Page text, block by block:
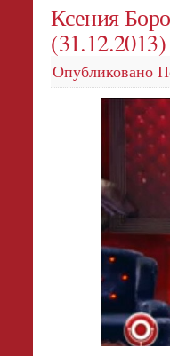
Ксения
(31.12.2013)
Опубликовано